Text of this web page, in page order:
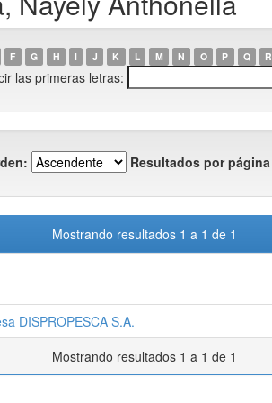
F G H I J K L M N O P Q R
las primeras letras:
Resultados por página
Mostrando resultados 1 a 1 de 1
DISPROPESCA S.A.
Mostrando resultados 1 a 1 de 1